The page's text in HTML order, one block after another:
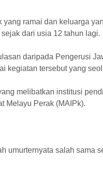
ramai dan keluarga
dari usia 12 tahun lagi.
daripada Pengerusi
kegiatan tersebut yang
melibatkan institusi
Melayu Perak (MAIPk).
umurternyata salah sama